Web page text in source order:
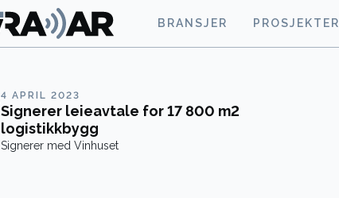
BRANSJER PROSJEKTER
4 APRIL 2023
Signerer leieavtale for 17 800 m2
logistikkbygg
Signerer med Vinhuset